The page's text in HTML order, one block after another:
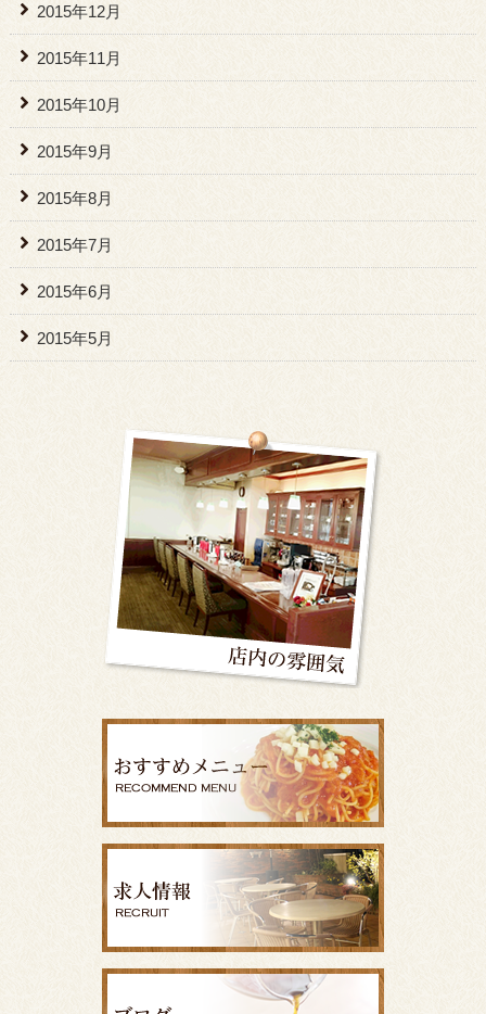
2015年12月
2015年11月
2015年10月
2015年9月
2015年8月
2015年7月
2015年6月
2015年5月